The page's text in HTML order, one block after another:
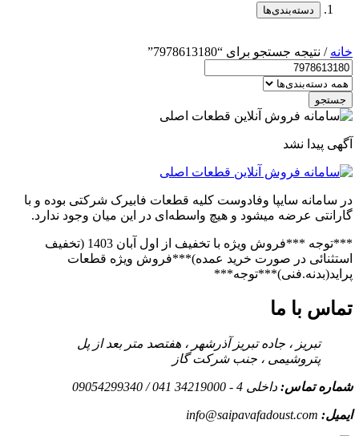
دسته‌بندی‌ها
خانه / نتیجه جستجو برای “7978613180”
جستجو
آگهی پیدا نشد
در سامانه سایپا وفادوست کلیه قطعات فابیرک شرکتی بوده و با
گارانتی عرضه میشود و هیچ واسطه‌ای در این میان وجود ندارد.
***توجه ***فروش ویژه با تخفیف از اول آبان 1403 (تخفیف
استثنائی در صورت خرید عمده)***فروش ویژه قطعات
پراید(بدنه.فنی)***توجه***
تماس با ما
تبریز ، جاده تبریز آذرشهر ، هفتصد متر بعد از پل
پتروشیمی ، جنب شرکت گاز
شماره تماس: داخلی 4 - 34219000 041 / 09054299340
ایمیل: info@saipavafadoust.com